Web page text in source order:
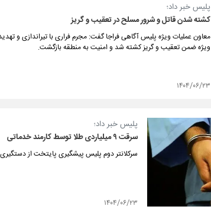
پلیس خبر داد؛
کشته شدن قاتل و شرور مسلح در تعقیب و گریز
معاون عملیات ویژه پلیس آگاهی فراجا گفت: مجرم فراری با تیراندازی و
ویژه ضمن تعقیب و گریز کشته شد و امنیت به منطقه بازگشت.
۱۴۰۴/۰۶/۲۳
پلیس خبر داد؛
سرقت ۹ میلیاردی طلا توسط کارمند خدماتی
سرکلانتر دوم پلیس پیشگیری پایتخت از
۱۴۰۴/۰۶/۲۳